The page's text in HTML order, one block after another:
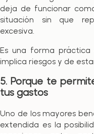
deja de funcionar
situación sin que
excesiva.
Es una forma
implica riesgos y de
5. Porque te
tus gastos
Uno de los mayores
extendida es la